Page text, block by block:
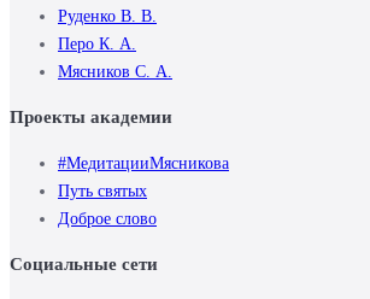
Руденко В. В.
Перо К. А.
Мясников С. А.
Проекты академии
#МедитацииМясникова
Путь святых
Доброе слово
Социальные сети